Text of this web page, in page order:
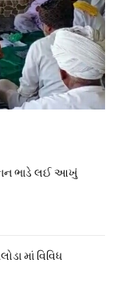
ભાડે લઈ આખું
માં વિવિધ